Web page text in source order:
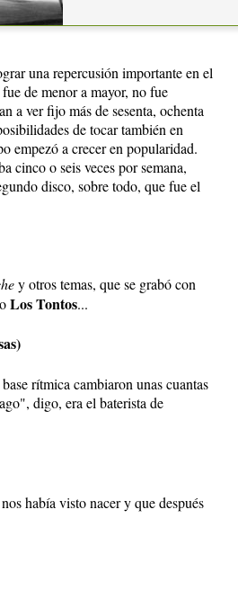
la gente, que iban a ser tan
una repercusión importante en el
de menor a mayor, no fue
a ver fijo más de sesenta, ochenta
de tocar también en
empezó a crecer en popularidad.
cinco o seis veces por semana,
disco, sobre todo, que fue el
y otros temas, que se grabó con
Los Tontos...
rítmica cambiaron unas cuantas
digo, era el baterista de
había visto nacer y que después